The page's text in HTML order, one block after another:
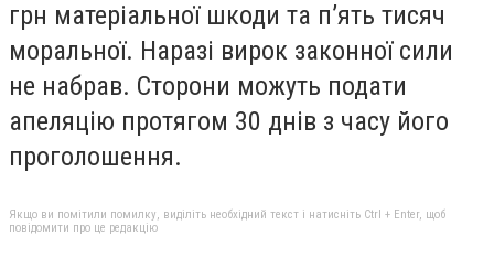
грн матеріальної шкоди та п’ять тисяч
моральної. Наразі вирок законної сили
не набрав. Сторони можуть подати
апеляцію протягом 30 днів з часу його
проголошення.
Якщо ви помітили помилку, виділіть необхідний текст і натисніть Ctrl + Enter, щоб
повідомити про це редакцію